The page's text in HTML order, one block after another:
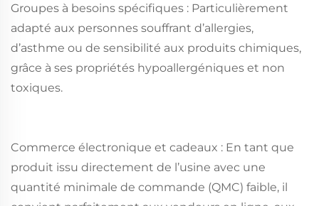
Groupes à besoins spécifiques : Particulièrement
adapté aux personnes souffrant d’allergies,
d’asthme ou de sensibilité aux produits chimiques,
grâce à ses propriétés hypoallergéniques et non
toxiques.
Commerce électronique et cadeaux : En tant que
produit issu directement de l’usine avec une
quantité minimale de commande (QMC) faible, il